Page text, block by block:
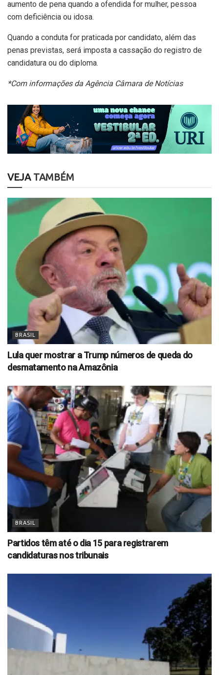
aumento de pena quando a ofendida for mulher, pessoa
com deficiência ou idosa.
Quando a conduta for praticada por candidato, além das
penas previstas, será imposta a cassação do registro de
candidatura ou do diploma.
*Com informações da Agência Câmara de Notícias
VEJATAMBÉM
BRASIL
Lula quer mostrar a Trump números de queda do
desmatamento na Amazônia
BRASIL
Partidos têm até o dia 15 para registrarem
candidaturas nos tribunais